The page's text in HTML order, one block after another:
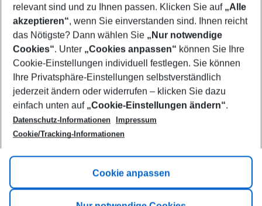
Show more filter
Footer
Footer navigation
Title A
Link A
relevant sind und zu Ihnen passen. Klicken Sie auf „Alle
akzeptieren“, wenn Sie einverstanden sind. Ihnen reicht
das Nötigste? Dann wählen Sie „Nur notwendige
Cookies“. Unter „Cookies anpassen“ können Sie Ihre
Cookie-Einstellungen individuell festlegen. Sie können
Ihre Privatsphäre-Einstellungen selbstverständlich
jederzeit ändern oder widerrufen – klicken Sie dazu
einfach unten auf „Cookie-Einstellungen ändern“.
Datenschutz-Informationen
Impressum
Cookie/Tracking-Informationen
Cookie anpassen